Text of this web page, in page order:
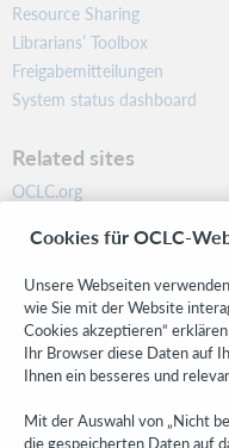
Resource Sharing
Librarians’ Toolbox
Freigabemitteilungen
System status dashboard
Related sites
OCLC.org
Community
Research
WebJunction
Developer Network
Get the latest product
Cookies für OCLC-
Unsere Webseiten
wie Sie mit der Website
Cookies akzeptieren“
Ihr Browser diese Daten auf
Ihnen ein besseres und
Mit der Auswahl von „Nicht
die gespeicherten Daten auf